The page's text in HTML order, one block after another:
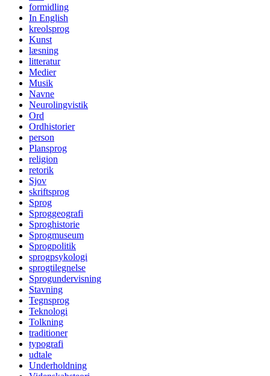
formidling
In English
kreolsprog
Kunst
læsning
litteratur
Medier
Musik
Navne
Neurolingvistik
Ord
Ordhistorier
person
Plansprog
religion
retorik
Sjov
skriftsprog
Sprog
Sproggeografi
Sproghistorie
Sprogmuseum
Sprogpolitik
sprogpsykologi
sprogtilegnelse
Sprogundervisning
Stavning
Tegnsprog
Teknologi
Tolkning
traditioner
typografi
udtale
Underholdning